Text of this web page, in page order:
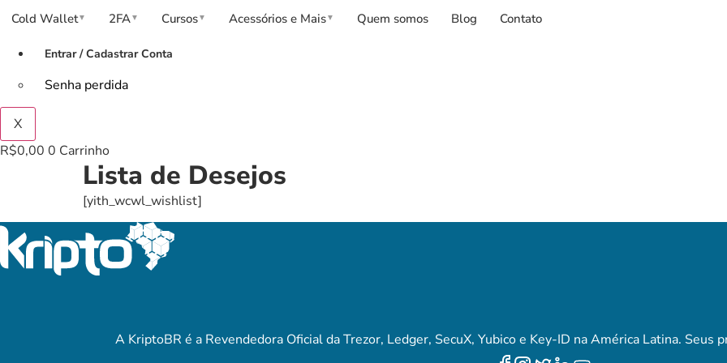
Cold Wallet▼ 2FA▼ Cursos▼ Acessórios e Mais▼ Quem somos Blog Contato
Entrar / Cadastrar Conta
Senha perdida
X
R$0,00 0 Carrinho
Lista de Desejos
[yith_wcwl_wishlist]
A KriptoBR é a Revendedora Oficial da Trezor, Ledger, SecuX, Yubico e Key-ID na América Latina. Seus